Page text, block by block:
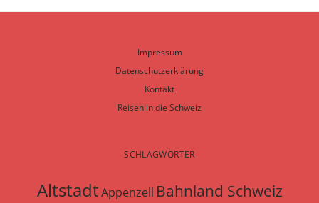
Impressum
Datenschutzerklärung
Kontakt
Reisen in die Schweiz
SCHLAGWÖRTER
AltstadtAppenzell Bahnland Schweiz